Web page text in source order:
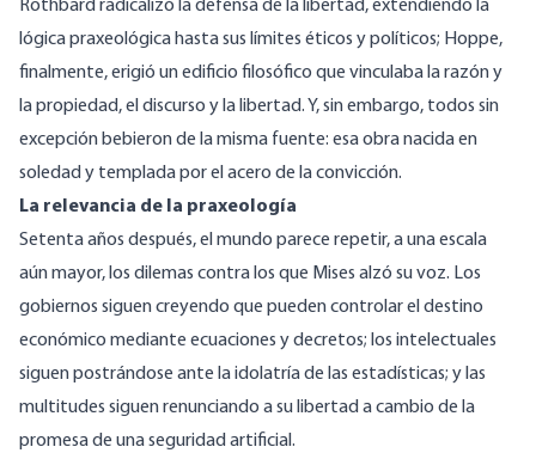
Rothbard radicalizó la defensa de la libertad, extendiendo la
lógica praxeológica hasta sus límites éticos y políticos; Hoppe,
finalmente, erigió un edificio filosófico que vinculaba la razón y
la propiedad, el discurso y la libertad. Y, sin embargo, todos sin
excepción bebieron de la misma fuente: esa obra nacida en
soledad y templada por el acero de la convicción.
La relevancia de la praxeología
Setenta años después, el mundo parece repetir, a una escala
aún mayor, los dilemas contra los que Mises alzó su voz. Los
gobiernos siguen creyendo que pueden controlar el destino
económico mediante ecuaciones y decretos; los intelectuales
siguen postrándose ante la idolatría de las estadísticas; y las
multitudes siguen renunciando a su libertad a cambio de la
promesa de una seguridad artificial.